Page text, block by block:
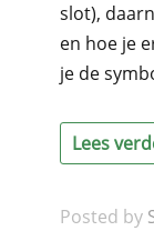
slot),
en hoe je
je de
Lees
Posted by